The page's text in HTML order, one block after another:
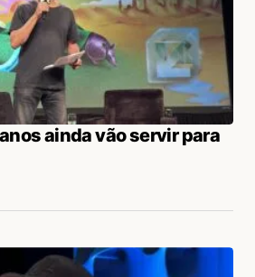
ainda vão servir para